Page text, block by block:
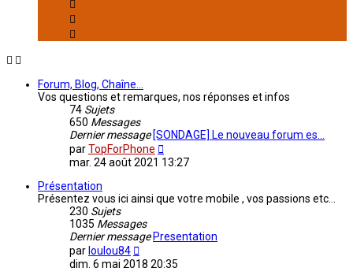
Forum, Blog, Chaîne...
Vos questions et remarques, nos réponses et infos
74 Sujets
650 Messages
Dernier message [SONDAGE] Le nouveau forum es…
parTopForPhone
le
mar. 24 août 2021 13:27
Présentation
Présentez vous ici ainsi que votre mobile , vos passions etc...
230 Sujets
1035 Messages
Dernier message Presentation
par loulou84
le
dim. 6 mai 2018 20:35